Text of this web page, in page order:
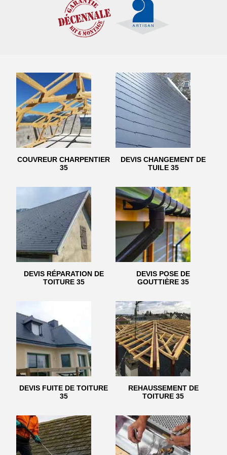
COUVREUR CHARPENTIER
35
DEVIS CHANGEMENT DE
TUILE 35
DEVIS RÉPARATION DE
TOITURE 35
DEVIS POSE DE
GOUTTIÈRE 35
DEVIS FUITE DE TOITURE
35
REHAUSSEMENT DE
TOITURE 35